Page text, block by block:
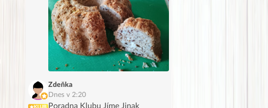
Zdeňka
Dnes v 2:20
Poradna Klubu Jíme Jinak